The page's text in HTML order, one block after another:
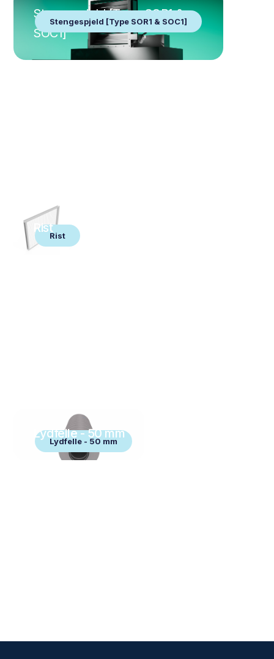
Stengespjeld [Type SOR1 & SOC1]
Stengespjeld [Type SOR1 &
SOC1]
Rist
Rist
Lydfelle - 50 mm
Lydfelle - 50 mm